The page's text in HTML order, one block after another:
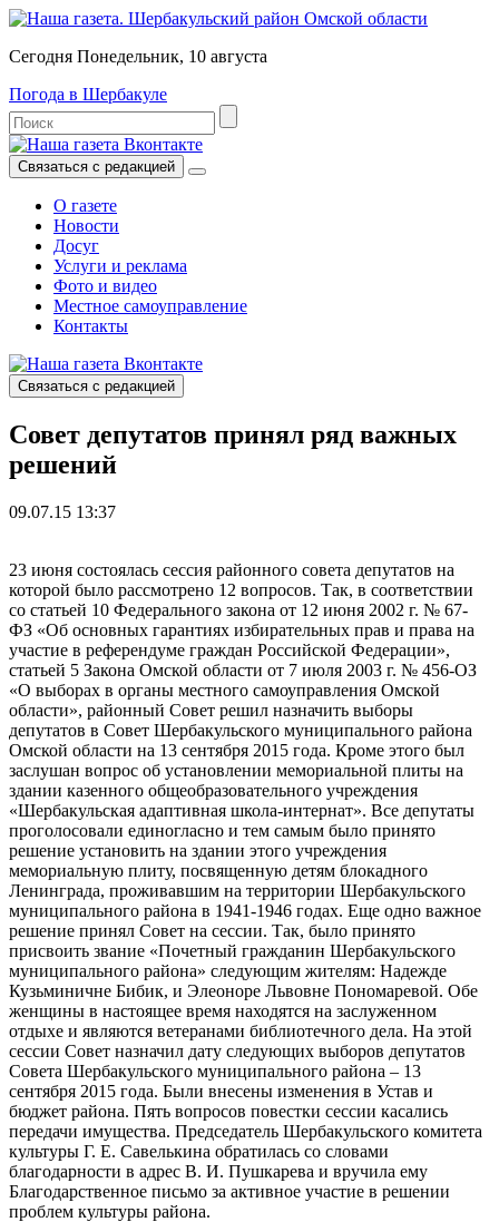
Сегодня Понедельник, 10 августа
Погода в Шербакуле
Связаться с редакцией
О газете
Новости
Досуг
Услуги и реклама
Фото и видео
Местное самоуправление
Контакты
Связаться с редакцией
Совет депутатов принял ряд важных
решений
09.07.15 13:37
23 июня состоялась сессия районного совета депутатов на
которой было рассмотрено 12 вопросов. Так, в соответствии
со статьей 10 Федерального закона от 12 июня 2002 г. № 67-
ФЗ «Об основных гарантиях избирательных прав и права на
участие в референдуме граждан Российской Федерации»,
статьей 5 Закона Омской области от 7 июля 2003 г. № 456-ОЗ
«О выборах в органы местного самоуправления Омской
области», районный Совет решил назначить выборы
депутатов в Совет Шербакульского муниципального района
Омской области на 13 сентября 2015 года. Кроме этого был
заслушан вопрос об установлении мемориальной плиты на
здании казенного общеобразовательного учреждения
«Шербакульская адаптивная школа-интернат». Все депутаты
проголосовали единогласно и тем самым было принято
решение установить на здании этого учреждения
мемориальную плиту, посвященную детям блокадного
Ленинграда, проживавшим на территории Шербакульского
муниципального района в 1941-1946 годах. Еще одно важное
решение принял Совет на сессии. Так, было принято
присвоить звание «Почетный гражданин Шербакульского
муниципального района» следующим жителям: Надежде
Кузьминичне Бибик, и Элеоноре Львовне Пономаревой. Обе
женщины в настоящее время находятся на заслуженном
отдыхе и являются ветеранами библиотечного дела. На этой
сессии Совет назначил дату следующих выборов депутатов
Совета Шербакульского муниципального района – 13
сентября 2015 года. Были внесены изменения в Устав и
бюджет района. Пять вопросов повестки сессии касались
передачи имущества. Председатель Шербакульского комитета
культуры Г. Е. Савелькина обратилась со словами
благодарности в адрес В. И. Пушкарева и вручила ему
Благодарственное письмо за активное участие в решении
проблем культуры района.